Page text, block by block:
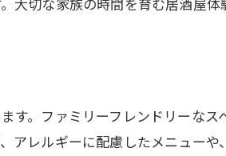
す。ファミリーフレンドリーな
アレルギーに配慮したメニュー